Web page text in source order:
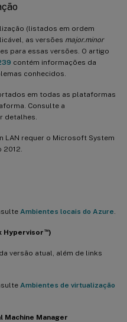
(listados em ordem
as versões major.minor
para essas versões. O artigo
contém informações da
conhecidos.
em todas as plataformas
Consulte a
detalhes.
LAN requer o Microsoft System
Ambientes locais do Azure
Hypervisor ™)
versão atual, além de links
Ambientes de virtualização
Manager